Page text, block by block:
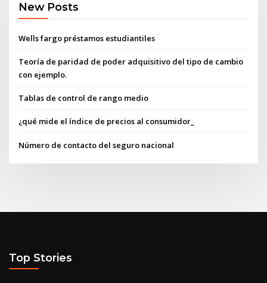
New Posts
Wells fargo préstamos estudiantiles
Teoría de paridad de poder adquisitivo del tipo de cambio
con ejemplo.
Tablas de control de rango medio
¿qué mide el índice de precios al consumidor_
Número de contacto del seguro nacional
Top Stories